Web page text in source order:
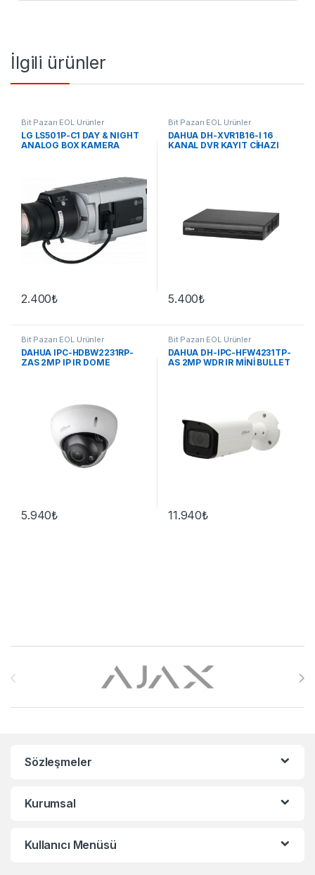
İlgili ürünler
Bit Pazarı EOL Ürünler
LG LS501P-C1 DAY & NIGHT
ANALOG BOX KAMERA
2.400₺
Bit Pazarı EOL Ürünler
DAHUA DH-XVR1B16-I 16
KANAL DVR KAYIT CİHAZI
5.400₺
Bit Pazarı EOL Ürünler
DAHUA IPC-HDBW2231RP-
ZAS 2MP IP IR DOME
5.940₺
Bit Pazarı EOL Ürünler
DAHUA DH-IPC-HFW4231TP-
AS 2MP WDR IR MİNİ BULLET
11.940₺
Sözleşmeler
Kurumsal
Kullanıcı Menüsü